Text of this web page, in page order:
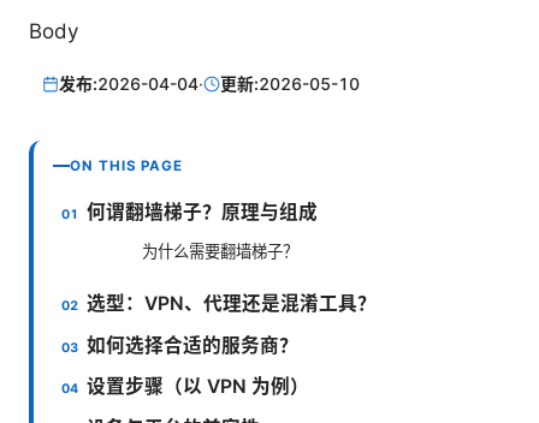
Body
发布:2026-04-04· 更新:2026-05-10
ON THIS PAGE
何谓翻墙梯子？原理与组成
为什么需要翻墙梯子？
选型：VPN、代理还是混淆工具？
如何选择合适的服务商？
设置步骤（以 VPN 为例）